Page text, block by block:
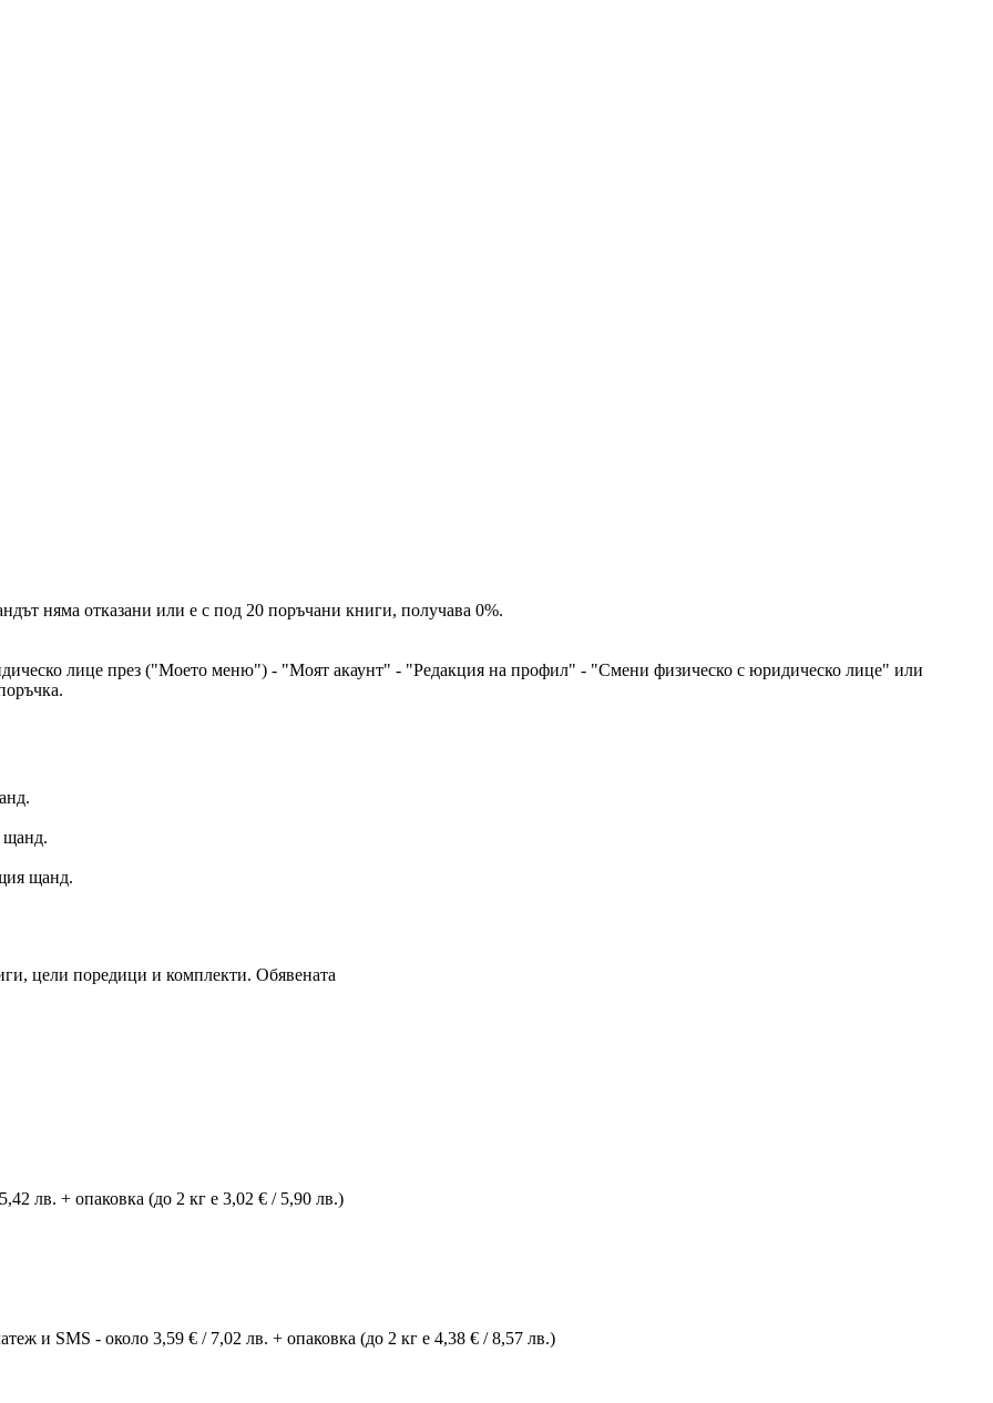
няма отказани или е с под 20 поръчани книги, получава 0%.
лице през ("Моето меню") - "Моят акаунт" - "Редакция на профил" - "Смени физическо с юридическо лице" или
щанд.
щанд.
цели поредици и комплекти. Обявената
лв. + опаковка (до 2 кг е 3,02 € / 5,90 лв.)
и SMS - около 3,59 € / 7,02 лв. + опаковка (до 2 кг е 4,38 € / 8,57 лв.)